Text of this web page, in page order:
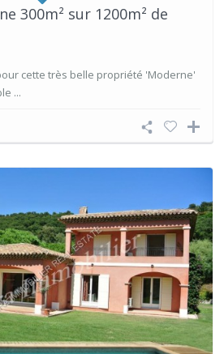
300m² sur 1200m² de
cette très belle propriété 'Moderne'
...